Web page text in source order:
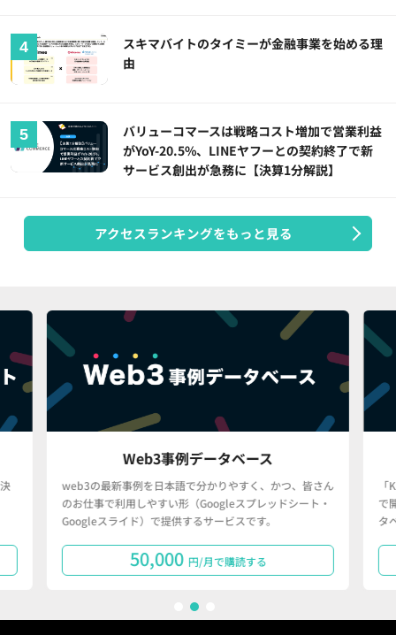
スキマバイトのタイミーが金融事業を始める理
由
バリューコマースは戦略コスト増加で営業利益
がYoY-20.5%、LINEヤフーとの契約終了で新
サービス創出が急務に【決算1分解説】
アクセスランキングをもっと見る
Web3事例データベース
web3の最新事例を日本語で分かりやすく、かつ、皆さん
のお仕事で利用しやすい形（Googleスプレッドシート・
Googleスライド）で提供するサービスです。
50,000 円/月で購読する
で
タ